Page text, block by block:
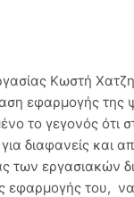
Κωστή
εφαρμογής της
το γεγονός ότι
διαφανείς και
των εργασιακών
εφαρμογής του,